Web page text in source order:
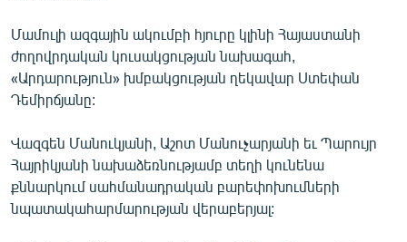
ԿՈՐՈՆԱՎԻՐՈՒՍ
ԱՐԽԻՎ
ՏԵՍԱՆՅՈՒԹԵՐ
ԲԱՆԱՎԵՃ
ՁԳՏԵԼՈՎ ԼԱՎԱԳՈՒՅՆԻՆ
ՓՈԴՔԱՍԹ
Մամուլի ազգային ակումբի հյուրը կլինի Հայաստանի
ժողովրդական կուսակցության նախագահ,
«Արդարություն» խմբակցության ղեկավար Ստեփան
Դեմիրճյանը:
Վազգեն Մանուկյանի, Աշոտ Մանուչարյանի եւ Պարույր
Հայրիկյանի նախաձեռնությամբ տեղի կունենա
քննարկում սահմանադրական բարեփոխումների
նպատակահարմարության վերաբերյալ: